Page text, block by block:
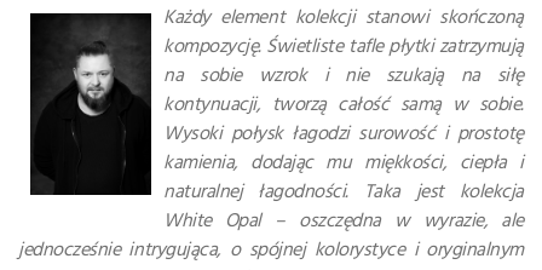
Każdy element kolekcji stanowi skończoną
kompozycję. Świetliste tafle płytki zatrzymują
na sobie wzrok i nie szukają na siłę
kontynuacji, tworzą całość samą w sobie.
Wysoki połysk łagodzi surowość i prostotę
kamienia, dodając mu miękkości, ciepła i
naturalnej łagodności. Taka jest kolekcja
White Opal – oszczędna w wyrazie, ale
jednocześnie intrygująca, o spójnej kolorystyce i oryginalnym